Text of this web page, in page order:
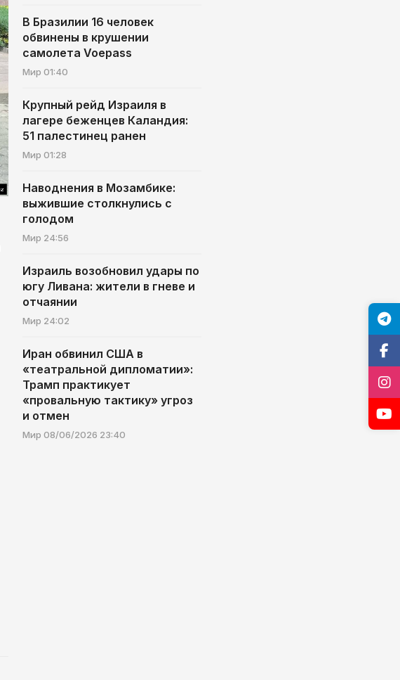
В Бразилии 16 человек
обвинены в крушении
самолета Voepass
Мир 01:40
Крупный рейд Израиля в
лагере беженцев Каландия:
51 палестинец ранен
Мир 01:28
Наводнения в Мозамбике:
выжившие столкнулись с
голодом
Мир 24:56
Израиль возобновил удары по
югу Ливана: жители в гневе и
отчаянии
Мир 24:02
Иран обвинил США в
«театральной дипломатии»:
Трамп практикует
«провальную тактику» угроз
и отмен
Мир 08/06/2026 23:40